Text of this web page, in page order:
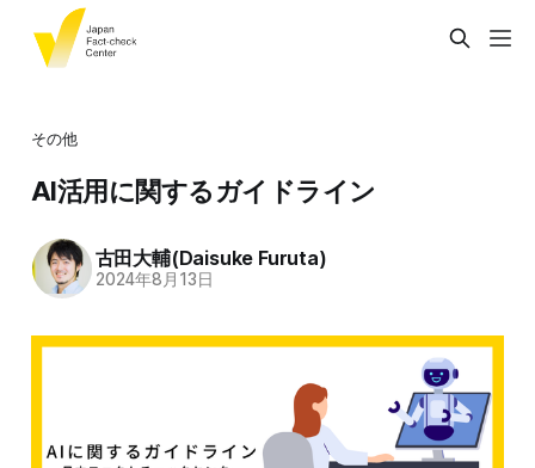
その他
AI活用に関するガイドライン
古田大輔(Daisuke Furuta)
2024年8月13日